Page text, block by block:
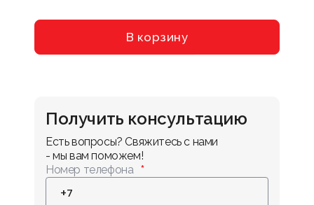
В корзину
Получить консультацию
Есть вопросы? Свяжитесь с нами
- мы вам поможем!
Номер телефона